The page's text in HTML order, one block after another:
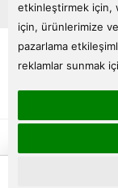
etkinleştirmek için,
için, ürünlerimize
pazarlama
reklamlar sunmak
Tüm
©
superKET